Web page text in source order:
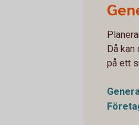
Då
på ett